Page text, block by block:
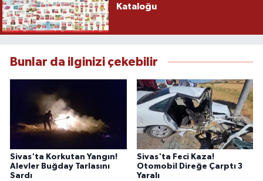
Kataloğu
Bunlar da ilginizi çekebilir
Sivas'ta Korkutan Yangın!
Alevler Buğday Tarlasını
Sardı
Sivas'ta Feci Kaza!
Otomobil Direğe Çarptı 3
Yaralı